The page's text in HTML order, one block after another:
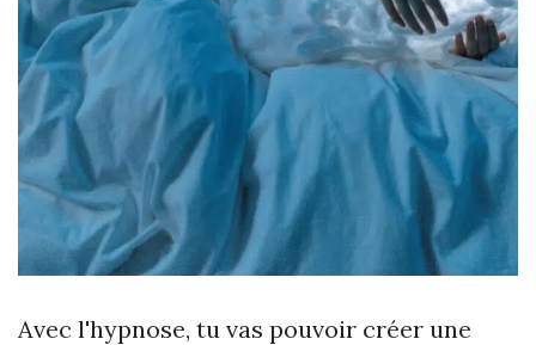
Avec l'hypnose, tu vas pouvoir créer une